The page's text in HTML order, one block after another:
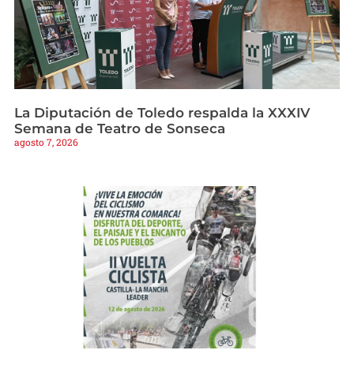
La Diputación de Toledo respalda la XXXIV
Semana de Teatro de Sonseca
agosto 7, 2026